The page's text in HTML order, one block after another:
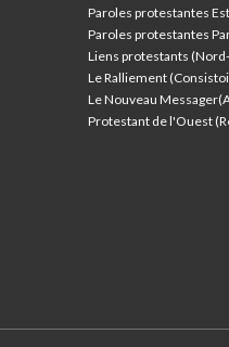
Paroles protestantes
Paroles protestantes
Liens protestants
Le Ralliement
Le Nouveau
Protestant de l'Ouest